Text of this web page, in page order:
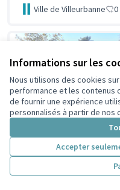
Informations sur les
Nous utilisons des cookies
performance et les contenus
de fournir une expérience
personnalisés à partir de nos
Accepter
Ville de Villeurbanne 0